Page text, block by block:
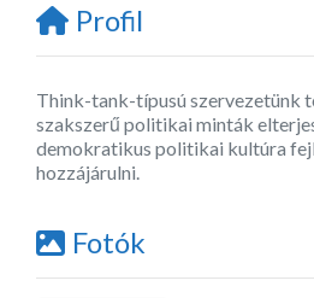
Profil
Think-tank-típusú szervezetünk
szakszerű politikai minták
demokratikus politikai kultúra
hozzájárulni.
Fotók